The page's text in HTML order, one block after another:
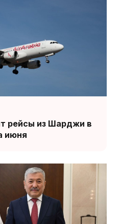
рейсы из Шарджи в
июня